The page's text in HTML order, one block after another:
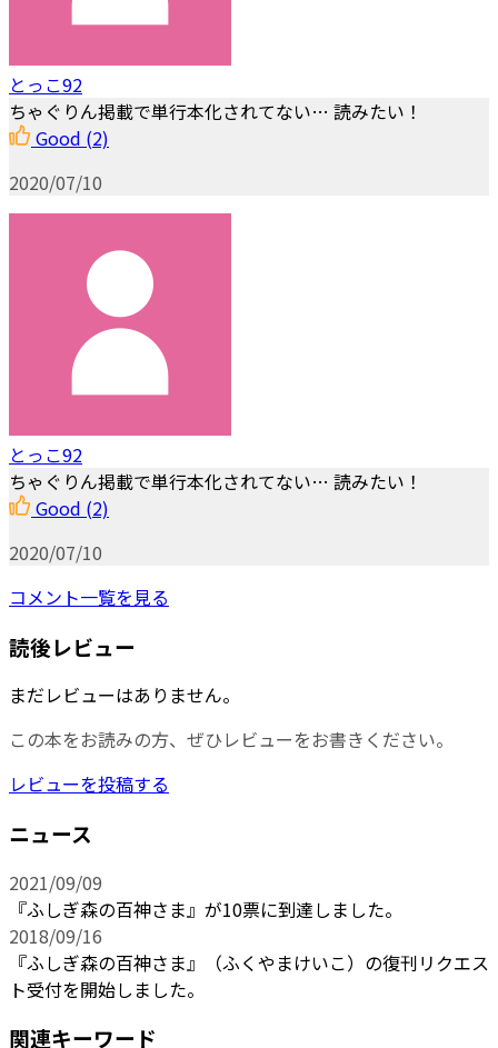
とっこ92
ちゃぐりん掲載で単行本化されてない… 読みたい！
Good (2)
2020/07/10
とっこ92
ちゃぐりん掲載で単行本化されてない… 読みたい！
Good (2)
2020/07/10
コメント一覧を見る
読後レビュー
まだレビューはありません。
この本をお読みの方、ぜひレビューをお書きください。
レビューを投稿する
ニュース
2021/09/09
『ふしぎ森の百神さま』が10票に到達しました。
2018/09/16
『ふしぎ森の百神さま』（ふくやまけいこ）の復刊リクエス
ト受付を開始しました。
関連キーワード